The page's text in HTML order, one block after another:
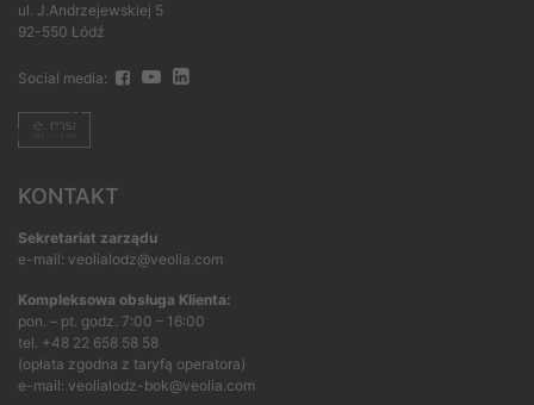
ul. J.Andrzejewskiej 5
92-550 Łódź
Social media:
KONTAKT
Sekretariat zarządu
e-mail: veolialodz@veolia.com
Kompleksowa obsługa Klienta:
pon. – pt. godz. 7:00 – 16:00
tel. +48 22 658 58 58
(opłata zgodna z taryfą operatora)
e-mail: veolialodz-bok@veolia.com